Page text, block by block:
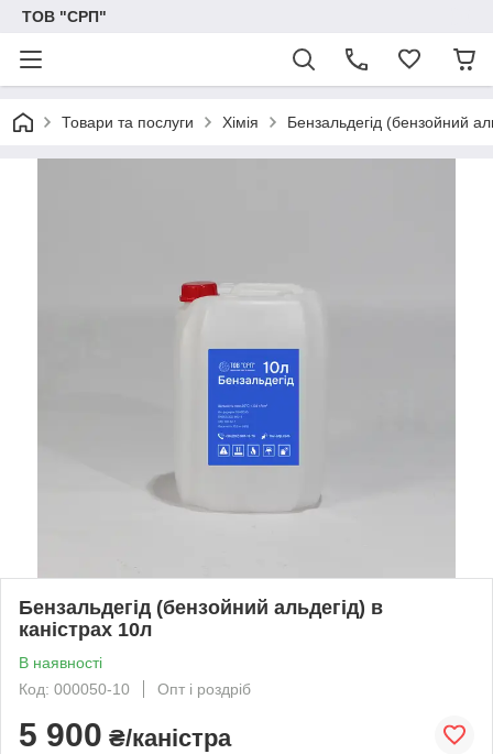
ТОВ "СРП"
Товари та послуги Хімія Бензальдегід (бензойний
Бензальдегід (бензойний альдегід) в
каністрах 10л
В наявності
Код: 000050-10
Опт і роздріб
5 900 ₴/каністра